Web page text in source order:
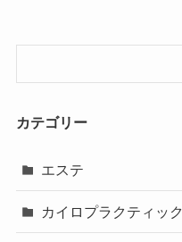
カテゴリー
エステ
カイロプラクティック